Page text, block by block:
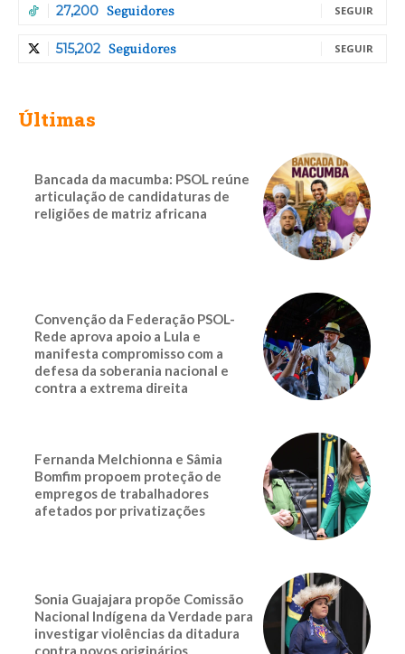
27,200 Seguidores SEGUIR
515,202 Seguidores SEGUIR
Últimas
Bancada da macumba: PSOL reúne
articulação de candidaturas de
religiões de matriz africana
Convenção da Federação PSOL-
Rede aprova apoio a Lula e
manifesta compromisso com a
defesa da soberania nacional e
contra a extrema direita
Fernanda Melchionna e Sâmia
Bomfim propoem proteção de
empregos de trabalhadores
afetados por privatizações
Sonia Guajajara propõe Comissão
Nacional Indígena da Verdade para
investigar violências da ditadura
contra povos originários